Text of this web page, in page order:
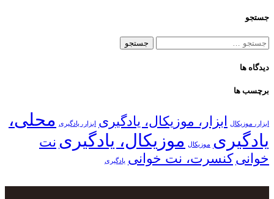
جستجو
جستجو
دیدگاه ها
برچسب ها
ابزار، موزیکال ابزار، موزیکال، یادگیری ابزار، یادگیری محلی،
یادگیری موزیکال موزیکال، یادگیری نت
خوانی کنسرت، نت خوانی یادگیری